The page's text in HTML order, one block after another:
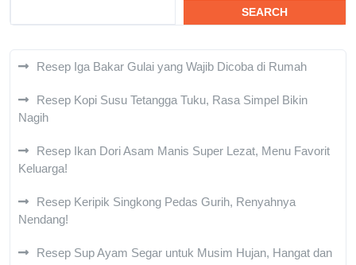
SEARCH
Resep Iga Bakar Gulai yang Wajib Dicoba di Rumah
Resep Kopi Susu Tetangga Tuku, Rasa Simpel Bikin
Nagih
Resep Ikan Dori Asam Manis Super Lezat, Menu Favorit
Keluarga!
Resep Keripik Singkong Pedas Gurih, Renyahnya
Nendang!
Resep Sup Ayam Segar untuk Musim Hujan, Hangat dan